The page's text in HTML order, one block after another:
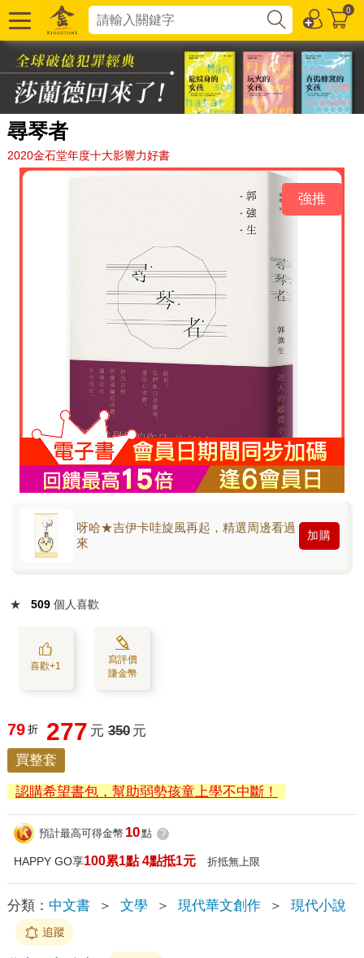
0
尋琴者
2020金石堂年度十大影響力好書
強推
呀哈★吉伊卡哇旋風再起，精選周邊看過
來
加購
★ 509 個人喜歡
喜歡+1
寫評價
賺金幣
79 折 277 元 350 元
買整套
認購希望書包，幫助弱勢孩童上學不中斷！
預計最高可得金幣 10點 ?
HAPPY GO享100累1點 4點抵1元 折抵無上限
分類： 中文書 ＞ 文學 ＞ 現代華文創作 ＞ 現代小說
追蹤